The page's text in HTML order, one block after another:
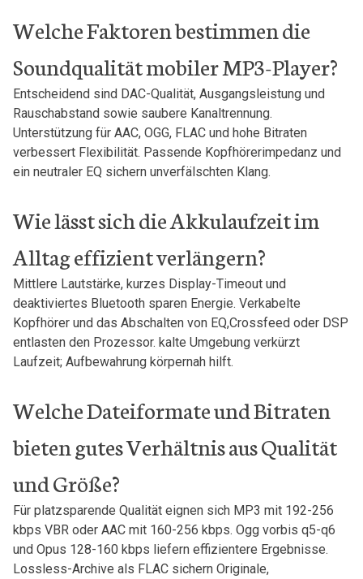
Welche Faktoren bestimmen die
Soundqualität mobiler MP3-Player?
Entscheidend sind DAC-Qualität, Ausgangsleistung und
Rauschabstand sowie saubere Kanaltrennung.
Unterstützung für AAC, OGG, FLAC und hohe Bitraten
‌verbessert Flexibilität. Passende Kopfhörerimpedanz und
ein neutraler EQ sichern unverfälschten Klang.
Wie lässt sich die Akkulaufzeit im
Alltag effizient ⁣verlängern?
Mittlere Lautstärke, kurzes Display-Timeout und
deaktiviertes‌ Bluetooth sparen Energie. Verkabelte
Kopfhörer und⁤ das Abschalten von EQ,Crossfeed⁤ oder DSP
entlasten den Prozessor. kalte​ Umgebung verkürzt
Laufzeit; Aufbewahrung körpernah hilft.
Welche Dateiformate und Bitraten
bieten gutes Verhältnis aus⁢ Qualität
⁢und‌ Größe?
Für platzsparende Qualität eignen sich MP3 mit 192-256
kbps VBR oder AAC mit 160-256 kbps. Ogg vorbis q5-q6
und Opus 128-160 kbps liefern effizientere​ Ergebnisse.
Lossless-Archive als FLAC​ sichern Originale,